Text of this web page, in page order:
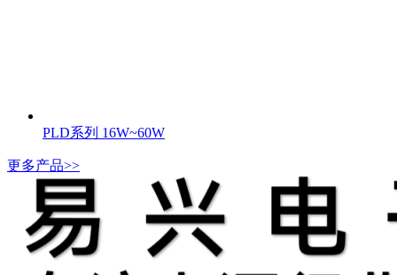
PLD系列 16W~60W
更多产品>>